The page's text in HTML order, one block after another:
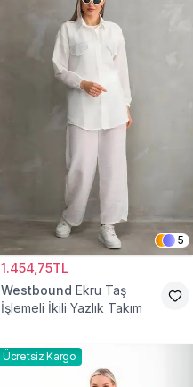
5
1.454,75TL
Westbound Ekru Taş
İşlemeli İkili Yazlık Takım
Ücretsiz Kargo